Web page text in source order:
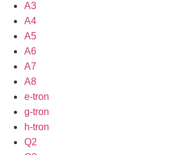
A3
A4
A5
A6
A7
A8
e-tron
g-tron
h-tron
Q2